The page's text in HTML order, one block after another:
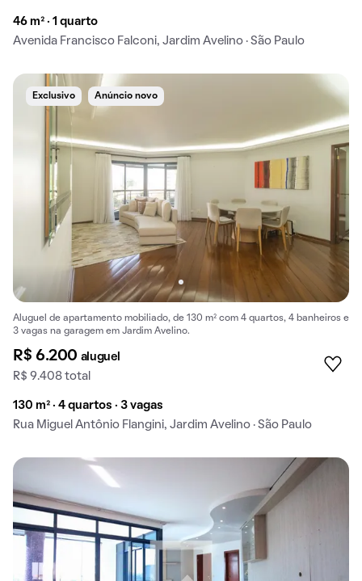
46 m² · 1 quarto
Avenida Francisco Falconi, Jardim Avelino · São Paulo
Exclusivo Anúncio novo
Aluguel de apartamento mobiliado, de 130 m² com 4 quartos, 4 banheiros e
3 vagas na garagem em Jardim Avelino.
R$ 6.200 aluguel
R$ 9.408 total
130 m² · 4 quartos · 3 vagas
Rua Miguel Antônio Flangini, Jardim Avelino · São Paulo